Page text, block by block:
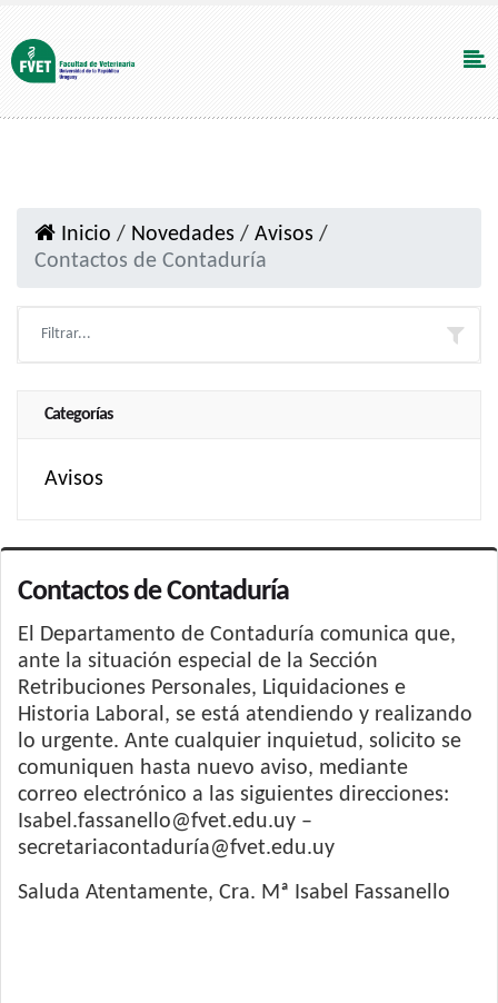
Inicio / Novedades / Avisos /
Contactos de Contaduría
Categorías
Avisos
Contactos de Contaduría
El Departamento de Contaduría comunica que,
ante la situación especial de la Sección
Retribuciones Personales, Liquidaciones e
Historia Laboral, se está atendiendo y realizando
lo urgente. Ante cualquier inquietud, solicito se
comuniquen hasta nuevo aviso, mediante
correo electrónico a las siguientes direcciones:
Isabel.fassanello@fvet.edu.uy –
secretariacontaduría@fvet.edu.uy
Saluda Atentamente, Cra. Mª Isabel Fassanello